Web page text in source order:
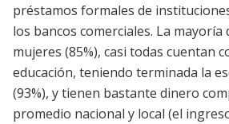
préstamos formales de
los bancos comerciales. La mayoría
mujeres (85%), casi todas cuentan
educación, teniendo terminada la
(93%), y tienen bastante dinero
promedio nacional y local (el